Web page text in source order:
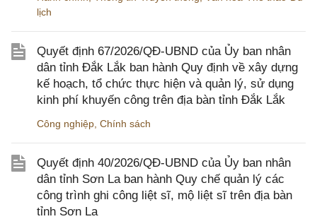
lịch
Quyết định 67/2026/QĐ-UBND của Ủy ban nhân
dân tỉnh Đắk Lắk ban hành Quy định về xây dựng
kế hoạch, tổ chức thực hiện và quản lý, sử dụng
kinh phí khuyến công trên địa bàn tỉnh Đắk Lắk
Công nghiệp Chính sách
Quyết định 40/2026/QĐ-UBND của Ủy ban nhân
dân tỉnh Sơn La ban hành Quy chế quản lý các
công trình ghi công liệt sĩ, mộ liệt sĩ trên địa bàn
tỉnh Sơn La